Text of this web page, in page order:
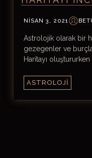
NISAN 3, 2021
Astrolojik olarak bir
gezegenler ve
Haritayı
ASTROLOJI